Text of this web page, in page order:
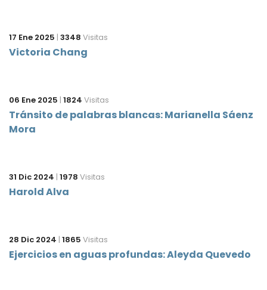
17 Ene 2025 | 3348 Visitas
Victoria Chang
06 Ene 2025 | 1824 Visitas
Tránsito de palabras blancas: Marianella Sáenz
Mora
31 Dic 2024 | 1978 Visitas
Harold Alva
28 Dic 2024 | 1865 Visitas
Ejercicios en aguas profundas: Aleyda Quevedo